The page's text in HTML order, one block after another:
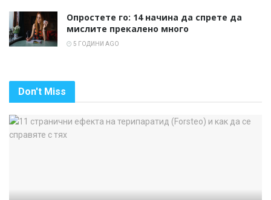
Опростете го: 14 начина да спрете да
мислите прекалено много
5 ГОДИНИ AGO
Don't Miss